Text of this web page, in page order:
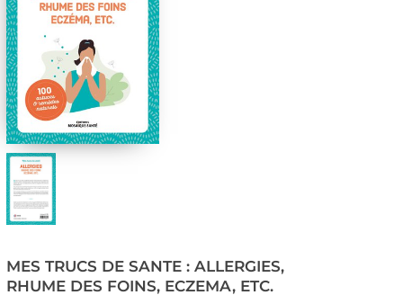
MES TRUCS DE SANTE : ALLERGIES,
RHUME DES FOINS, ECZEMA, ETC.